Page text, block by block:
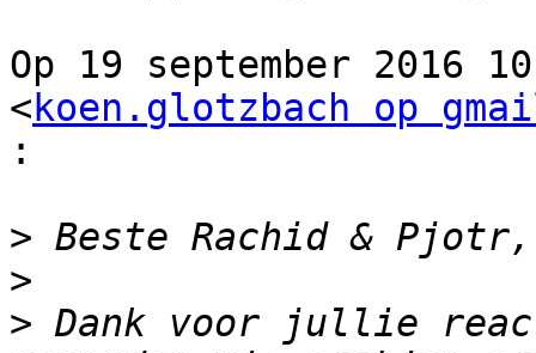
Op 19 september 2016
<koen.glotzbach op
:
>
>
> Dank voor jullie